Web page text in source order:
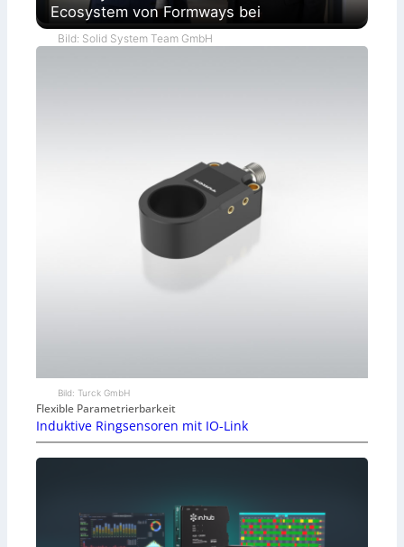
Ecosystem von Formways bei
Bild: Solid System Team GmbH
Bild: Turck GmbH
Flexible Parametrierbarkeit
Induktive Ringsensoren mit IO-Link